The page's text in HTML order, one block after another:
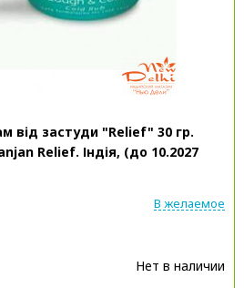
від застуди "Relief" 30 гр.
Relief. Індія, (до 10.2027
В желаемое
Нет в наличии